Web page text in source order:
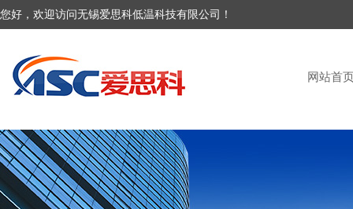
您好，欢迎访问无锡爱思科低温科技有限公司！
网站首